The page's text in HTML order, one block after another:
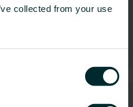
collected from your use